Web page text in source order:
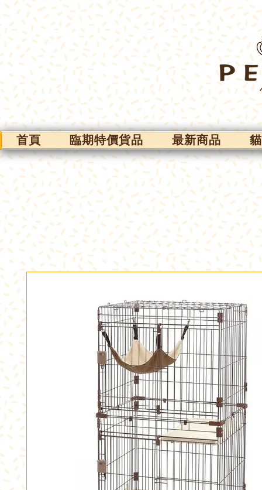
首頁 臨期特價貨品 最新商品